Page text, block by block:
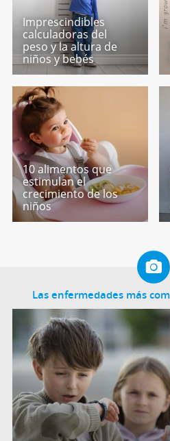
Imprescindibles
calculadoras del
peso y la altura de
niños y bebés
10 alimentos que
estimulan el
crecimiento de los
niños
Las enfermedades más